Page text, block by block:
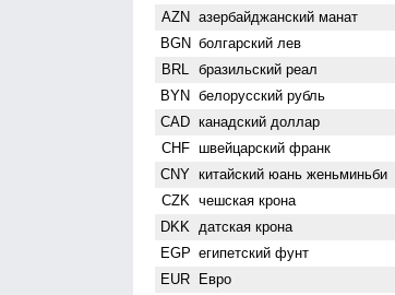
AZN азербайджанский манат
BGN болгарский лев
BRL бразильский реал
BYN белорусский рубль
CAD канадский доллар
CHF швейцарский франк
CNY китайский юань женьминьби
CZK чешская крона
DKK датская крона
EGP египетский фунт
EUR Евро